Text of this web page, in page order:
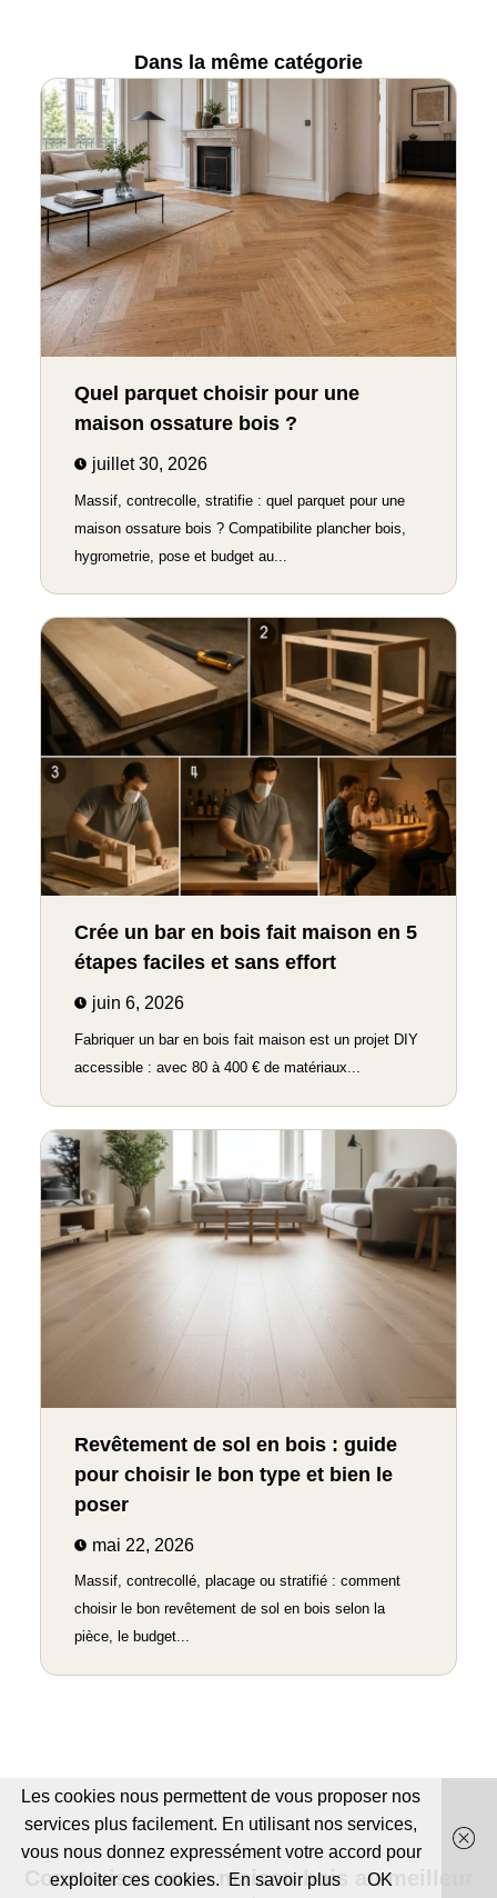
Dans la même catégorie
Quel parquet choisir pour une
maison ossature bois ?
juillet 30, 2026
Massif, contrecolle, stratifie : quel parquet pour une
maison ossature bois ? Compatibilite plancher bois,
hygrometrie, pose et budget au...
Crée un bar en bois fait maison en 5
étapes faciles et sans effort
juin 6, 2026
Fabriquer un bar en bois fait maison est un projet DIY
accessible : avec 80 à 400 € de matériaux...
Revêtement de sol en bois : guide
pour choisir le bon type et bien le
poser
mai 22, 2026
Massif, contrecollé, placage ou stratifié : comment
choisir le bon revêtement de sol en bois selon la
pièce, le budget...
Construisez votre maison bois au meilleur
Les cookies nous permettent de vous proposer nos
services plus facilement. En utilisant nos services,
vous nous donnez expressément votre accord pour
exploiter ces cookies.
En savoir plus OK